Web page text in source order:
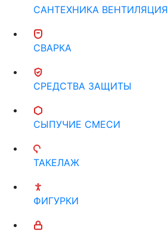
САНТЕХНИКА ВЕНТИЛЯЦИЯ
СВАРКА
СРЕДСТВА ЗАЩИТЫ
СЫПУЧИЕ СМЕСИ
ТАКЕЛАЖ
ФИГУРКИ